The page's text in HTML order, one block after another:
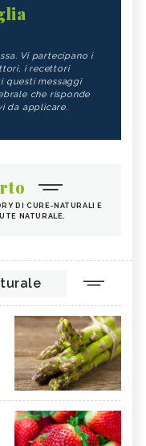
Vi partecipano i
i recettori
questi messaggi
che risponde
da applicare.
DI CURE-NATURALI E
NATURALE.